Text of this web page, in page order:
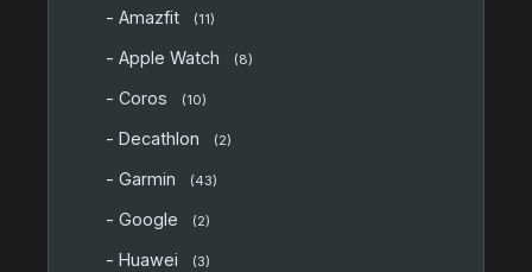
- Amazfit (11)
- Apple Watch (8)
- Coros (10)
- Decathlon (2)
- Garmin (43)
- Google (2)
- Huawei (3)